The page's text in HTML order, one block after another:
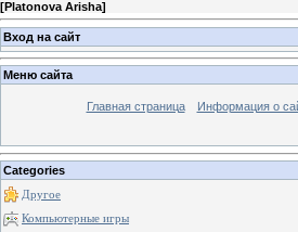
[Platonova Arisha]
Вход на сайт
Меню сайта
Главная страница Информация о
Categories
Другое
Компьютерные игры